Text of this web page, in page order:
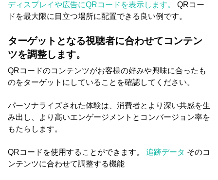
ディスプレイや広告にQRコードを表示します。
QRコー
ドを最大限に目立つ場所に配置できる良い例です。
ターゲットとなる視聴者に合わせてコンテン
ツを調整します。
QRコードのコンテンツがお客様の好みや興味に合ったも
のをターゲットにしていることを確認してください。
パーソナライズされた体験は、消費者とより深い共感を生
み出し、より高いエンゲージメントとコンバージョン率を
もたらします。
QRコードを使用することができます。 追跡データ そのコ
ンテンツに合わせて調整する機能